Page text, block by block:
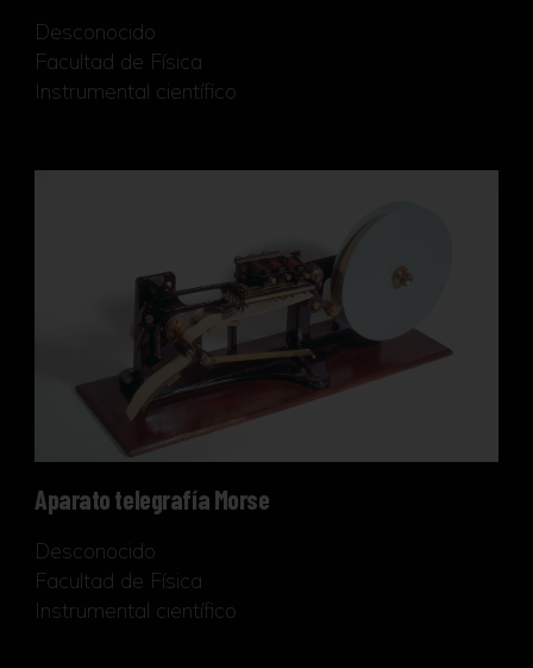
Desconocido
Facultad de Física
Instrumental científico
Aparato telegrafía Morse
Aparato telegrafía Morse
Desconocido
Facultad de Física
Instrumental científico